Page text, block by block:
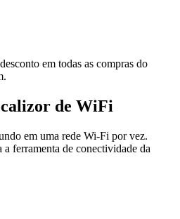
em todas as compras do
de WiFi
em uma rede Wi-Fi por vez.
ferramenta de conectividade da